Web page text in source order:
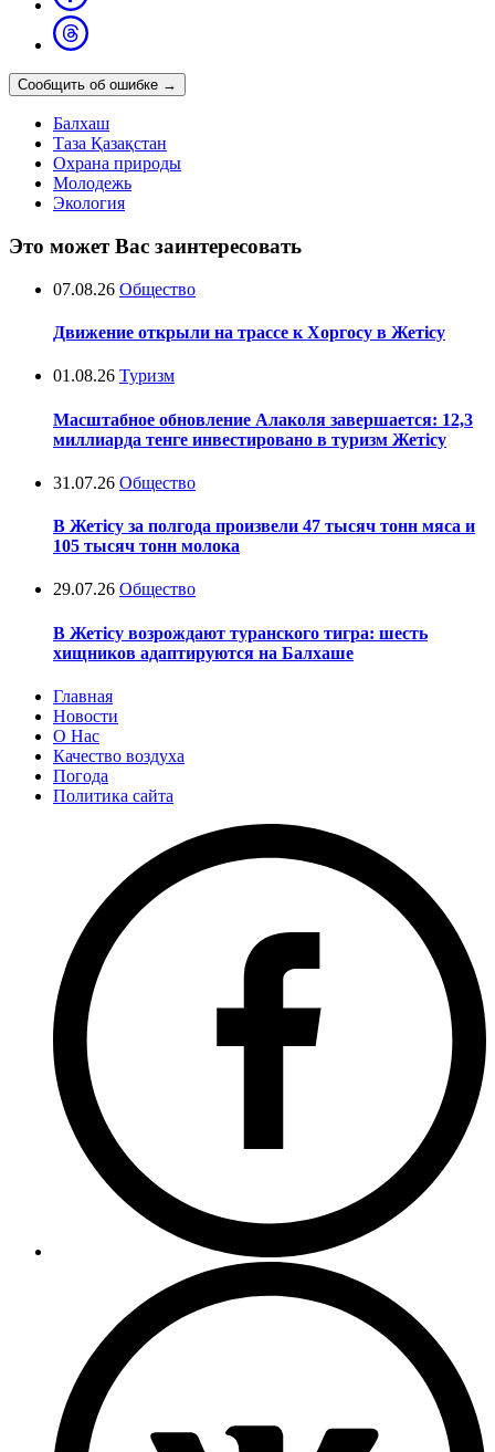
Сообщить об ошибке →
Балхаш
Таза Қазақстан
Охрана природы
Молодежь
Экология
Это может Вас заинтересовать
07.08.26 Общество
Движение открыли на трассе к Хоргосу в Жетісу
01.08.26 Туризм
Масштабное обновление Алаколя завершается: 12,3
миллиарда тенге инвестировано в туризм Жетісу
31.07.26 Общество
В Жетісу за полгода произвели 47 тысяч тонн мяса и
105 тысяч тонн молока
29.07.26 Общество
В Жетісу возрождают туранского тигра: шесть
хищников адаптируются на Балхаше
Главная
Новости
О Нас
Качество воздуха
Погода
Политика сайта